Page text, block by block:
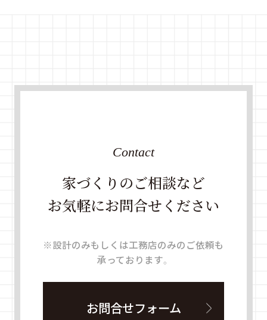
家づくりのご相談など
お気軽にお問合せください
Contact
※設計のみもしくは工務店のみのご依頼も
承っております。
お問合せフォーム